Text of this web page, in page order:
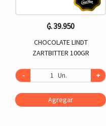
₲. 39.950
CHOCOLATE LINDT
ZARTBITTER 100GR
- Un. +
Agregar